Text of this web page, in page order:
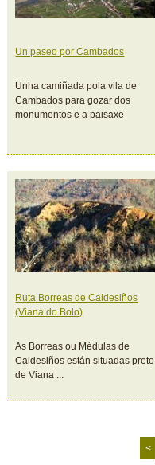
Un paseo por Cambados
Unha camiñada pola vila de
Cambados para gozar dos
monumentos e a paisaxe
Ruta Borreas de Caldesiños
(Viana do Bolo)
As Borreas ou Médulas de
Caldesiños están situadas preto
de Viana ...
<